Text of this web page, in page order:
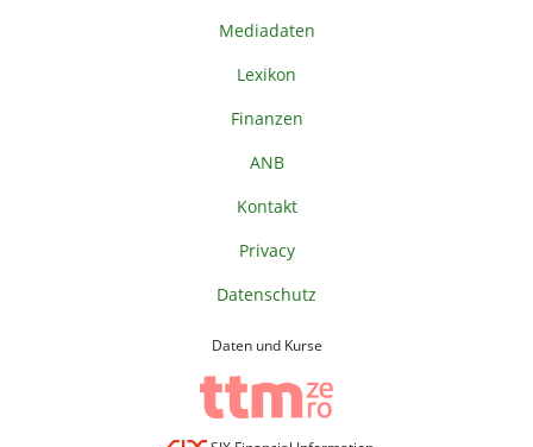
Mediadaten
Lexikon
Finanzen
ANB
Kontakt
Privacy
Datenschutz
Daten und Kurse